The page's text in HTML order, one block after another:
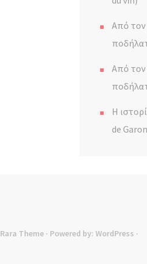
Από τον
Από τον
Η
de
Rara Theme · Powered by: WordPress ·